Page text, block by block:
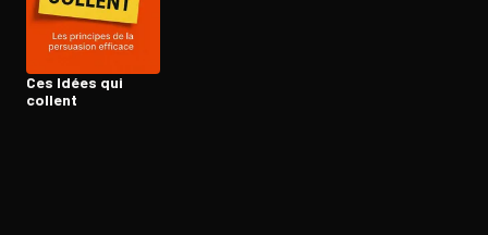
Ces Idées qui
collent